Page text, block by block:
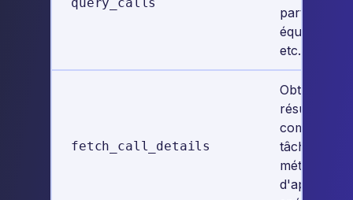
participant,
équipe,
etc.
fetch_call_details
Obtenez
résumés
complets,
tâches et
d'appels